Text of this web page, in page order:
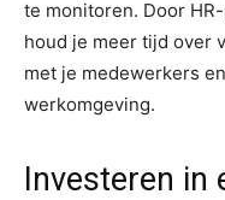
te monitoren. Door
houd je meer tijd over
met je medewerkers
werkomgeving.
Investeren in